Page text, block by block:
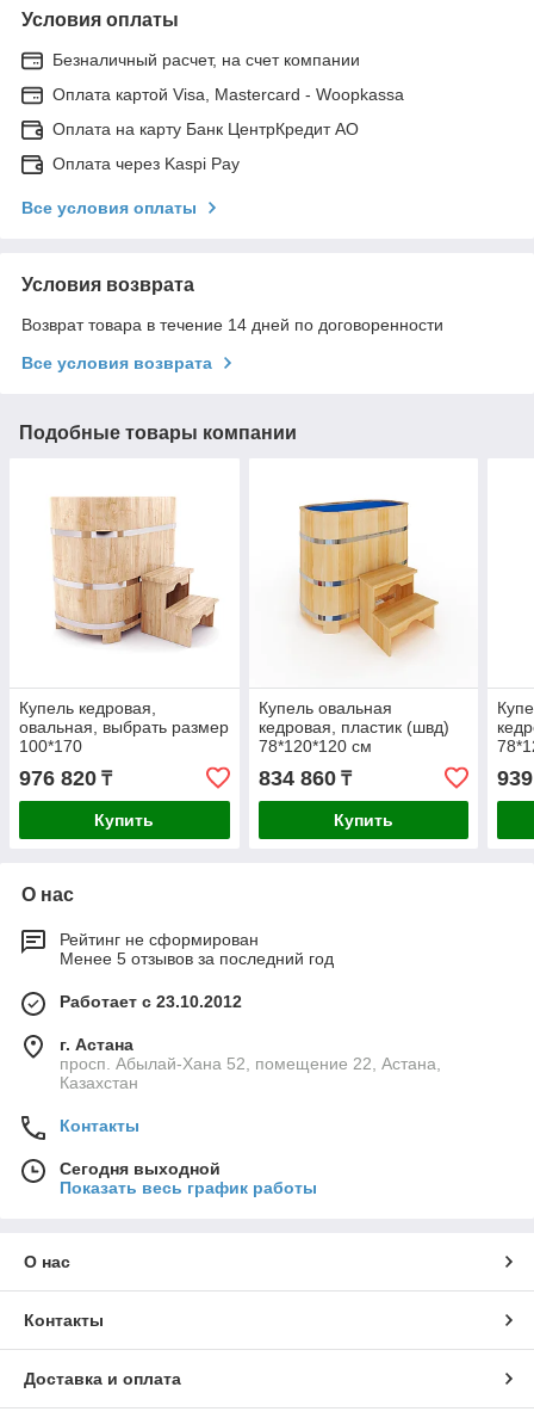
Условия оплаты
Безналичный расчет, на счет компании
Оплата картой Visa, Mastercard - Woopkassa
Оплата на карту Банк ЦентрКредит АО
Оплата через Kaspi Pay
Все условия оплаты
Условия возврата
Возврат товара в течение 14 дней по договоренности
Все условия возврата
Подобные товары компании
Купель кедровая,
овальная, выбрать размер
100*170
976 820 ₸
Купить
Купель овальная
кедровая, пластик (швд)
78*120*120 см
834 860₸
Купить
О нас
Рейтинг не сформирован
Менее 5 отзывов за последний год
Работает с 23.10.2012
г. Астана
просп. Абылай-Хана 52, помещение 22, Астана,
Казахстан
Контакты
Сегодня выходной
Показать весь график работы
О нас
Контакты
Доставка и оплата